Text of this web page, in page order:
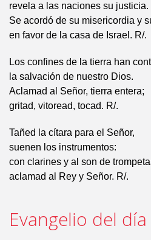
revela a las naciones su justicia.
Se acordó de su misericordia y
en favor de la casa de Israel. R/.
Los confines de la tierra han
la salvación de nuestro Dios.
Aclamad al Señor, tierra entera;
gritad, vitoread, tocad. R/.
Tañed la cítara para el Señor,
suenen los instrumentos:
con clarines y al son de
aclamad al Rey y Señor. R/.
Evangelio del día